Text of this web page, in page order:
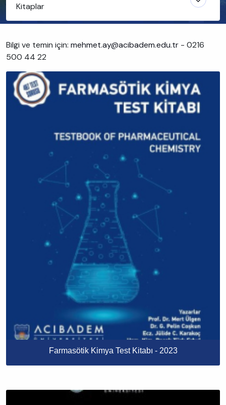
Kitaplar
Bilgi ve temin için: mehmet.ay@acibadem.edu.tr - 0216
500 44 22
Farmasötik Kimya Test Kitabı - 2023